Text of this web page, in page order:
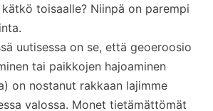
toisaalle? Niinpä on parempi
uutisessa on se, että geoeroosio
tai paikkojen hajoaminen
on nostanut rakkaan lajimme
valossa. Monet tietämättömät